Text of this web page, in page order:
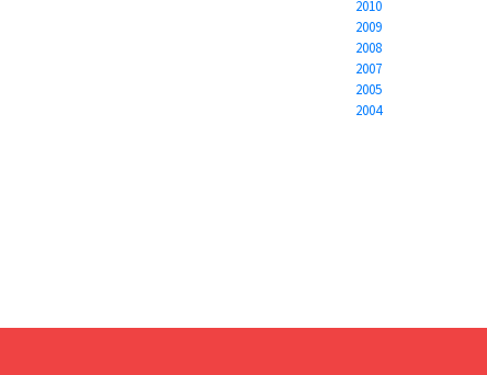
2010
2009
2008
2007
2005
2004